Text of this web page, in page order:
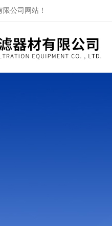
公司网站！